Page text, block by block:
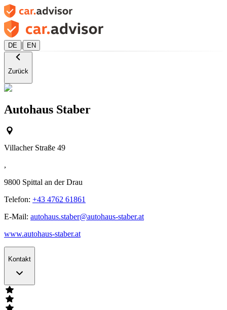
DE | EN
Zurück
Autohaus Staber
Villacher Straße 49
,
9800 Spittal an der Drau
Telefon: +43 4762 61861
E-Mail: autohaus.staber@autohaus-staber.at
www.autohaus-staber.at
Kontakt